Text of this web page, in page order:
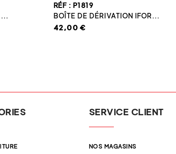
RÉF : P1819
BOÎTE DE DÉRIVATION IFOR...
42,00 €
SERVICE CLIENT
NOS MAGASINS